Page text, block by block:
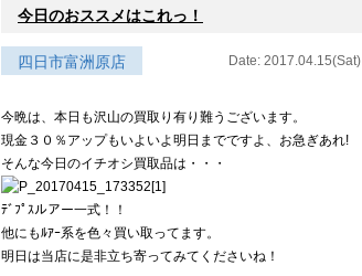
今日のおススメはこれっ！
四日市富洲原店 Date: 2017.04.15(Sat)
今晩は、本日も沢山の買取り有り難うございます。
現金３０％アップもいよいよ明日までですよ、お急ぎあれ!
そんな今日のイチオシ買取品は・・・
ﾃﾞﾌﾟｽルアー一式！！
他にもﾙｱｰ系を色々買い取ってます。
明日は当店に是非立ち寄ってみてくださいね！